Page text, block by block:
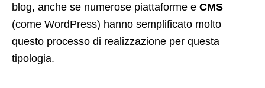
blog, anche se numerose piattaforme e CMS
(come WordPress) hanno semplificato molto
questo processo di realizzazione per questa
tipologia.